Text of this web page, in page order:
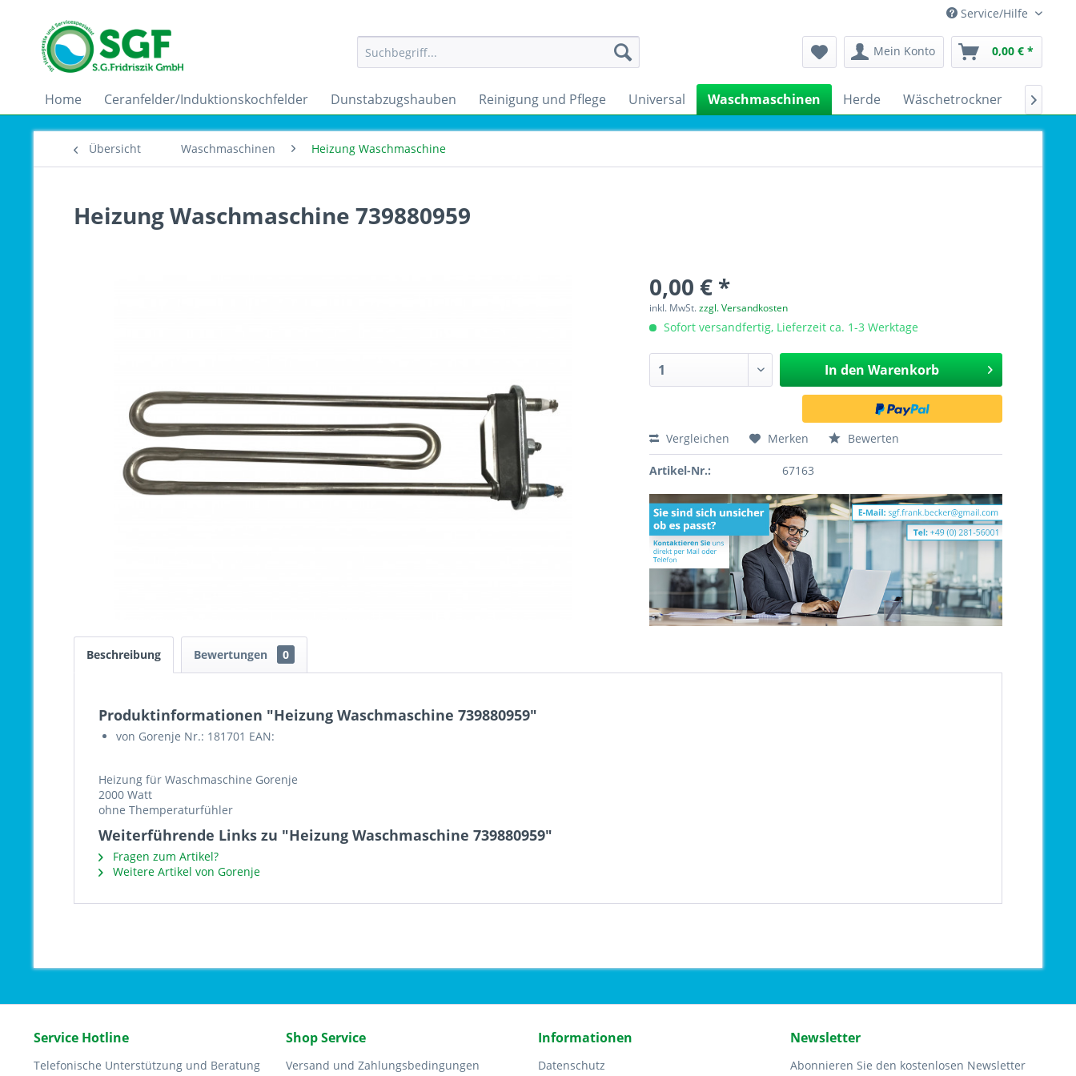
Service/Hilfe
Mein Konto 0,00 € *
Home Ceranfelder/Induktionskochfelder Dunstabzugshauben Reinigung und Pflege Universal Waschmaschinen Herde Wäschetrockner 
Übersicht Waschmaschinen Heizung Waschmaschine
Heizung Waschmaschine 739880959
0,00 € *
inkl. MwSt.zzgl. Versandkosten
Sofort versandfertig, Lieferzeit ca. 1-3 Werktage
In den Warenkorb
Vergleichen Merken Bewerten
Artikel-Nr.: 67163
Beschreibung Bewertungen 0
Produktinformationen "Heizung Waschmaschine 739880959"
von Gorenje Nr.: 181701 EAN:
Heizung für Waschmaschine Gorenje
2000 Watt
ohne Themperaturfühler
Weiterführende Links zu "Heizung Waschmaschine 739880959"
Fragen zum Artikel?
Weitere Artikel von Gorenje
Service Hotline
Telefonische Unterstützung und Beratung
Shop Service
Versand und Zahlungsbedingungen
Informationen
Datenschutz
Newsletter
Abonnieren Sie den kostenlosen Newsletter